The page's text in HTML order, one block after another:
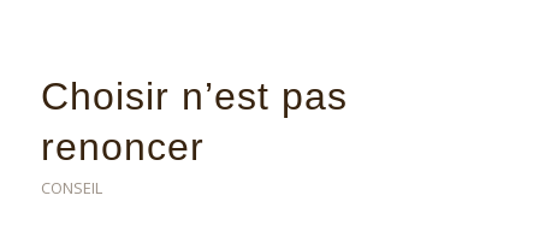
Choisir n’est pas
renoncer
CONSEIL